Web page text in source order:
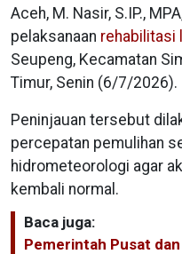
Aceh, M. Nasir, S.IP.,
pelaksanaan rehabilitasi
Seupeng, Kecamatan
Timur, Senin (6/7/2026).
Peninjauan tersebut
percepatan pemulihan
hidrometeorologi agar
kembali normal.
Baca juga:
Pemerintah Pusat